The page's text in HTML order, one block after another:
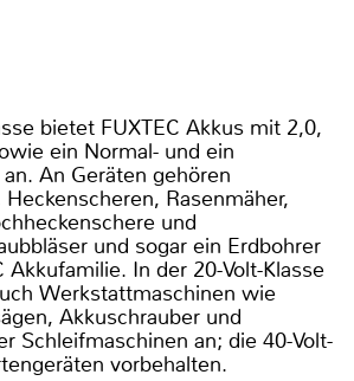
bietet FUXTEC Akkus mit 2,0,
ein Normal- und ein
An Geräten gehören
Rasenmäher,
und
und sogar ein Erdbohrer
Akkufamilie. In der 20-Volt-Klasse
Werkstattmaschinen wie
Akkuschrauber und
Schleifmaschinen an; die 40-Volt-
vorbehalten.